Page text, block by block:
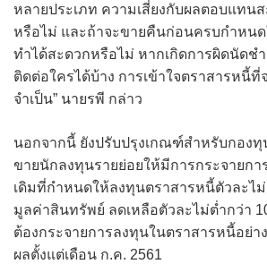
หลายประเภท ความเสี่ยงกับผลตอบแทน
หรือไม่ และถ้าจะขายคืนก่อนครบกำหนด
ทำได้สะดวกหรือไม่ หากเกิดการผิดนัดช
ติดต่อใครได้บ้าง การเข้าใจตราสารหนี้ที่
จำเป็น” นายรพี กล่าว
นอกจากนี้ ยังปรับปรุงเกณฑ์สำหรับกองทุ
ขายนักลงทุนรายย่อยให้มีการกระจายก
เดิมที่กำหนดให้ลงทุนตราสารหนี้ตัวละไม่
มูลค่าสินทรัพย์ ลดเหลือตัวละไม่ต่ำกว่า
ต้องกระจายการลงทุนในตราสารหนี้อย่า
ผลตั้งแต่เดือน ก.ค. 2561